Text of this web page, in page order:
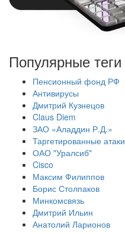
Популярные теги
Пенсионный фонд РФ
Антивирусы
Дмитрий Кузнецов
Claus Diem
ЗАО «Аладдин Р.Д.»
Таргетированные атаки
ОАО "Уралсиб"
Cisco
Максим Филиппов
Борис Столпаков
Минкомсвязь
Дмитрий Ильин
Анатолий Ларионов